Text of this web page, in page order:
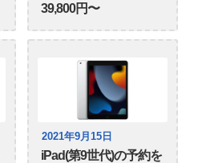
39,800円〜
2021年9月15日
iPad(第9世代)の予約を